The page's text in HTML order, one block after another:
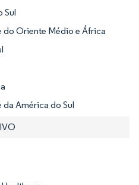
Sul
do Oriente Médio e África
da América do Sul